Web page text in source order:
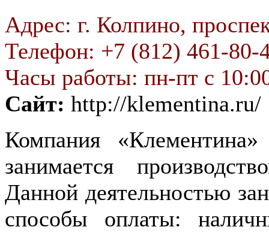
Адрес: г. Колпино,
Телефон: +7 (812) 461-80-
Часы работы: пн-пт с
Сайт: http://klementina.ru/
Компания
занимается
Данной деятельностью
способы оплаты: